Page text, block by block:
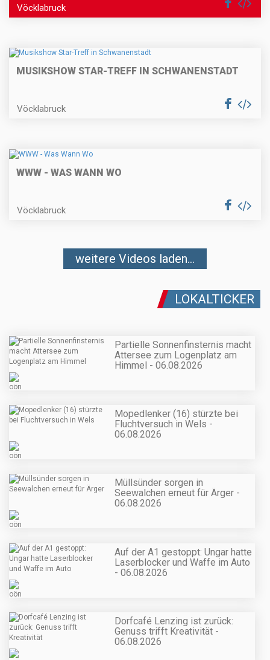
Vöcklabruck
MUSIKSHOW STAR-TREFF IN SCHWANENSTADT
Vöcklabruck
WWW - WAS WANN WO
Vöcklabruck
weitere Videos laden...
LOKALTICKER
Partielle Sonnenfinsternis macht
Attersee zum Logenplatz am
Himmel - 06.08.2026
Mopedlenker (16) stürzte bei
Fluchtversuch in Wels -
06.08.2026
Müllsünder sorgen in
Seewalchen erneut für Ärger -
06.08.2026
Auf der A1 gestoppt: Ungar hatte
Laserblocker und Waffe im Auto
- 06.08.2026
Dorfcafé Lenzing ist zurück:
Genuss trifft Kreativität -
06.08.2026